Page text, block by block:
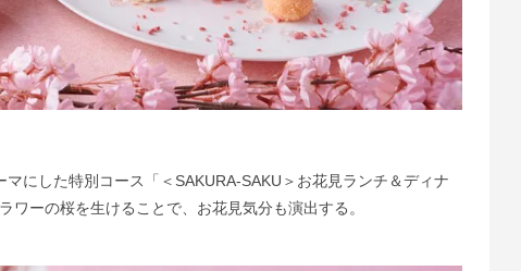
にした特別コース「＜SAKURA-SAKU＞お花見ランチ＆ディナ
ーの桜を生けることで、お花見気分も演出する。